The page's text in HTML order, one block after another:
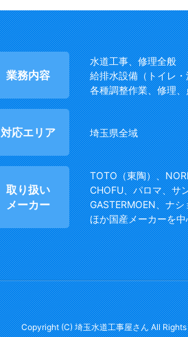
業務内容
水道工事、修理全般
給排水設備（トイレ
各種調整作業、修理
対応エリア 埼玉県全域
取り扱い
メーカー
TOTO（東陶）、
CHOFU、パロマ、サ
GASTERMOEN、ナ
ほか国産メーカーを
Copyright (C) 埼玉水道工事屋さん All